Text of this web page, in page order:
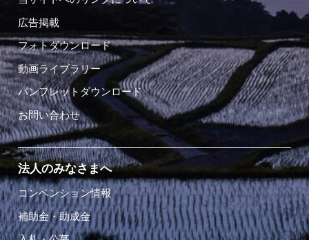
広告掲載
フォトダウンロード
動画ライブラリー
パンフレットダウンロード
お問い合わせ
法人のみなさまへ
コンベンション情報
補助金・助成金